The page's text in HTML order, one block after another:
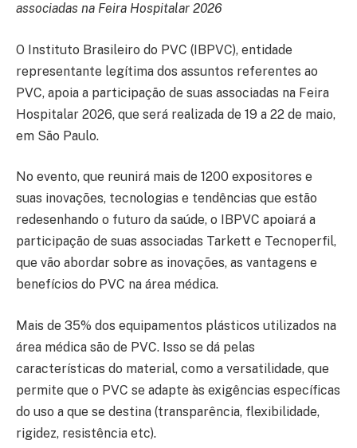
associadas na Feira Hospitalar 2026
O Instituto Brasileiro do PVC (IBPVC), entidade
representante legítima dos assuntos referentes ao
PVC, apoia a participação de suas associadas na Feira
Hospitalar 2026, que será realizada de 19 a 22 de maio,
em São Paulo.
No evento, que reunirá mais de 1200 expositores e
suas inovações, tecnologias e tendências que estão
redesenhando o futuro da saúde, o IBPVC apoiará a
participação de suas associadas Tarkett e Tecnoperfil,
que vão abordar sobre as inovações, as vantagens e
benefícios do PVC na área médica.
Mais de 35% dos equipamentos plásticos utilizados na
área médica são de PVC. Isso se dá pelas
características do material, como a versatilidade, que
permite que o PVC se adapte às exigências específicas
do uso a que se destina (transparência, flexibilidade,
rigidez, resistência etc).